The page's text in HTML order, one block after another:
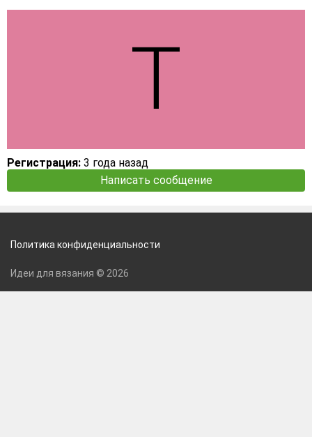
Регистрация: 3 года назад
Написать сообщение
Политика конфиденциальности
Идеи для вязания © 2026